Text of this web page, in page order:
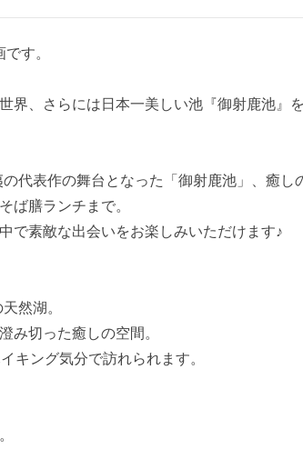
す。
界、さらには日本一美しい池『御射鹿池』を
代表作の舞台となった「御射鹿池」、癒し
ば膳ランチまで。
で素敵な出会いをお楽しみいただけます♪
然湖。
み切った癒しの空間。
キング気分で訪れられます。